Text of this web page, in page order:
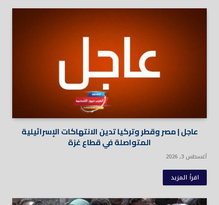
عاجل | مصر وقطر وتركيا تدين الانتهاكات الإسرائيلية
المتواصلة في قطاع غزة
أغسطس 3, 2026
اقرأ المزيد